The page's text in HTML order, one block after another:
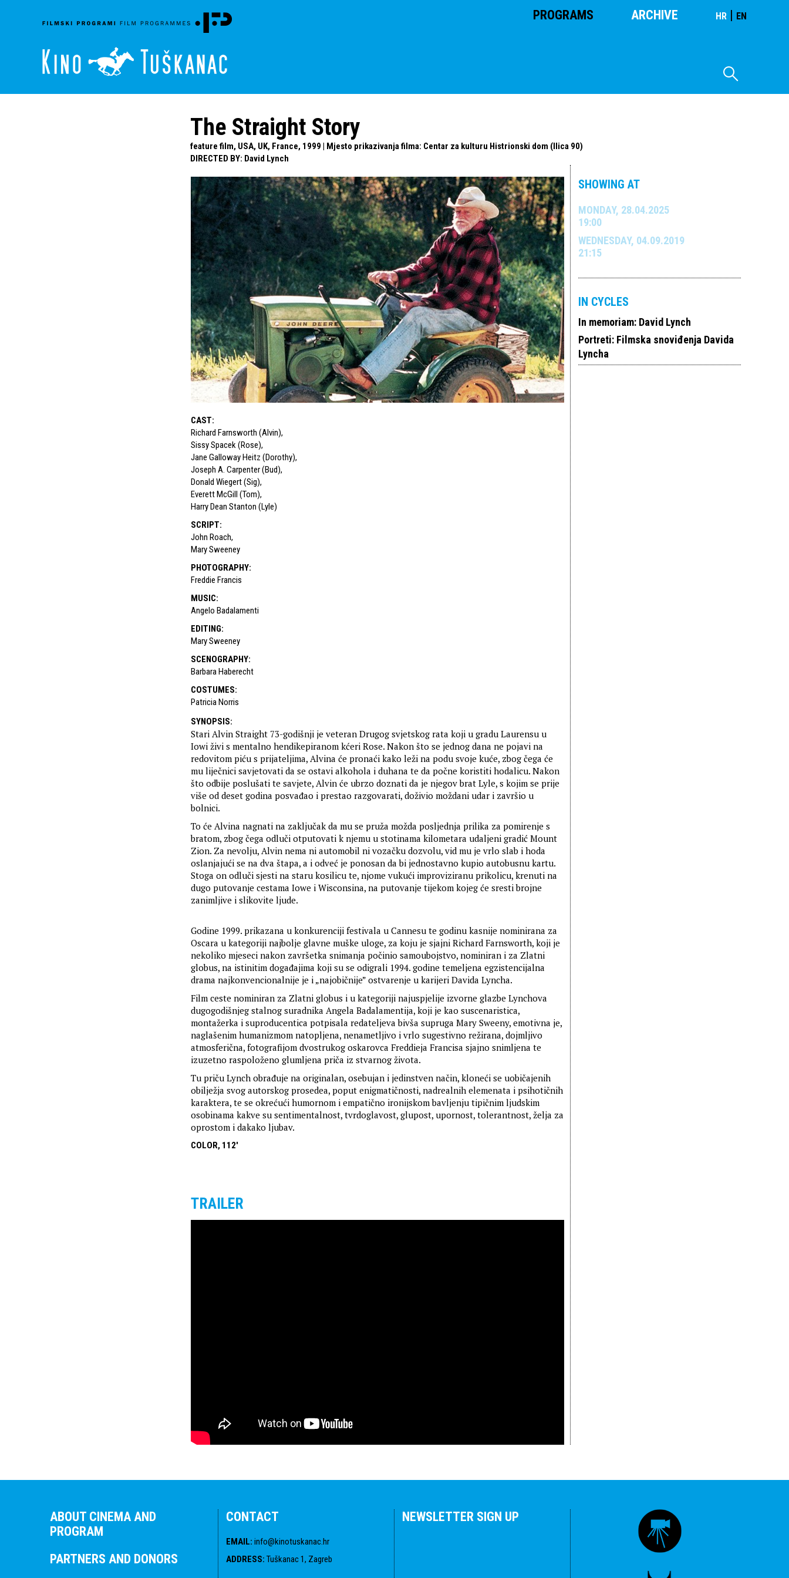
PROGRAMS ARCHIVE HR | EN
The Straight Story
feature film, USA, UK, France, 1999 | Mjesto prikazivanja filma: Centar za kulturu Histrionski dom (Ilica 90)
DIRECTED BY: David Lynch
CAST:
Richard Farnsworth (Alvin),
Sissy Spacek (Rose),
Jane Galloway Heitz (Dorothy),
Joseph A. Carpenter (Bud),
Donald Wiegert (Sig),
Everett McGill (Tom),
Harry Dean Stanton (Lyle)
SCRIPT:
John Roach,
Mary Sweeney
PHOTOGRAPHY:
Freddie Francis
MUSIC:
Angelo Badalamenti
EDITING:
Mary Sweeney
SCENOGRAPHY:
Barbara Haberecht
COSTUMES:
Patricia Norris
SYNOPSIS:
Stari Alvin Straight 73-godišnji je veteran Drugog svjetskog rata koji u gradu Laurensu u
Iowi živi s mentalno hendikepiranom kćeri Rose. Nakon što se jednog dana ne pojavi na
redovitom piću s prijateljima, Alvina će pronaći kako leži na podu svoje kuće, zbog čega će
mu liječnici savjetovati da se ostavi alkohola i duhana te da počne koristiti hodalicu. Nakon
što odbije poslušati te savjete, Alvin će ubrzo doznati da je njegov brat Lyle, s kojim se prije
više od deset godina posvađao i prestao razgovarati, doživio moždani udar i završio u
bolnici.
To će Alvina nagnati na zaključak da mu se pruža možda posljednja prilika za pomirenje s
bratom, zbog čega odluči otputovati k njemu u stotinama kilometara udaljeni gradić Mount
Zion. Za nevolju, Alvin nema ni automobil ni vozačku dozvolu, vid mu je vrlo slab i hoda
oslanjajući se na dva štapa, a i odveć je ponosan da bi jednostavno kupio autobusnu kartu.
Stoga on odluči sjesti na staru kosilicu te, njome vukući improviziranu prikolicu, krenuti na
dugo putovanje cestama Iowe i Wisconsina, na putovanje tijekom kojeg će sresti brojne
zanimljive i slikovite ljude.
Godine 1999. prikazana u konkurenciji festivala u Cannesu te godinu kasnije nominirana za
Oscara u kategoriji najbolje glavne muške uloge, za koju je sjajni Richard Farnsworth, koji je
nekoliko mjeseci nakon završetka snimanja počinio samoubojstvo, nominiran i za Zlatni
globus, na istinitim događajima koji su se odigrali 1994. godine temeljena egzistencijalna
drama najkonvencionalnije je i „najobičnije” ostvarenje u karijeri Davida Lyncha.
Film ceste nominiran za Zlatni globus i u kategoriji najuspjelije izvorne glazbe Lynchova
dugogodišnjeg stalnog suradnika Angela Badalamentija, koji je kao suscenaristica,
montažerka i suproducentica potpisala redateljeva bivša supruga Mary Sweeny, emotivna je,
naglašenim humanizmom natopljena, nenametljivo i vrlo sugestivno režirana, dojmljivo
atmosferična, fotografijom dvostrukog oskarovca Freddieja Francisa sjajno snimljena te
izuzetno raspoloženo glumljena priča iz stvarnog života.
Tu priču Lynch obrađuje na originalan, osebujan i jedinstven način, kloneći se uobičajenih
obilježja svog autorskog prosedea, poput enigmatičnosti, nadrealnih elemenata i psihotičnih
karaktera, te se okrećući humornom i empatično ironijskom bavljenju tipičnim ljudskim
osobinama kakve su sentimentalnost, tvrdoglavost, glupost, upornost, tolerantnost, želja za
oprostom i dakako ljubav.
COLOR, 112'
TRAILER
SHOWING AT
MONDAY, 28.04.2025
19:00
WEDNESDAY, 04.09.2019
21:15
IN CYCLES
In memoriam: David Lynch
Portreti: Filmska snoviđenja Davida
Lyncha
ABOUT CINEMA AND
PROGRAM
PARTNERS AND DONORS
CONTACT
EMAIL: info@kinotuskanac.hr
ADDRESS: Tuškanac 1, Zagreb
NEWSLETTER SIGN UP